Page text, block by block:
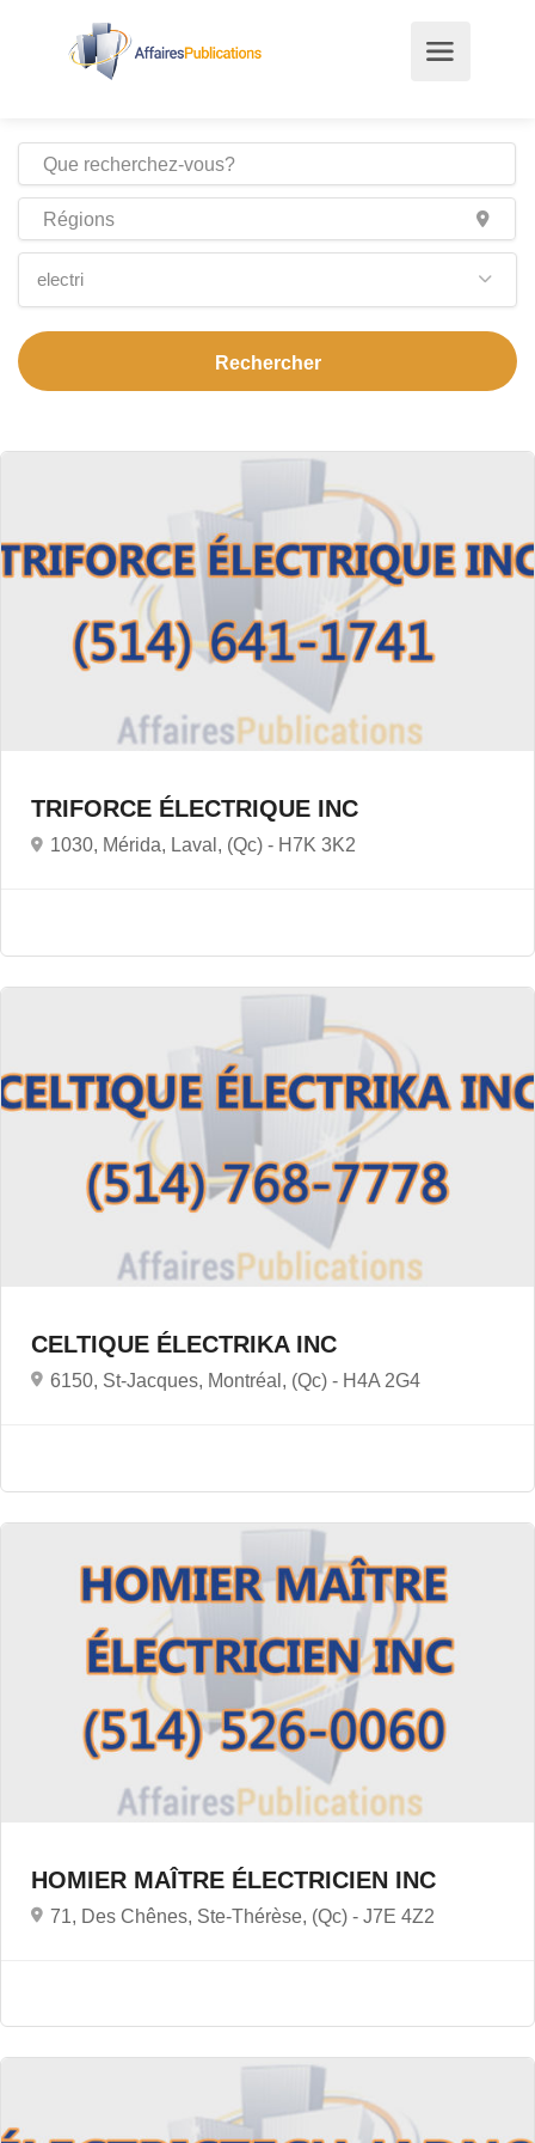
electri
TRIFORCE ÉLECTRIQUE INC
1030, Mérida, Laval, (Qc) - H7K 3K2
CELTIQUE ÉLECTRIKA INC
6150, St-Jacques, Montréal, (Qc) - H4A 2G4
HOMIER MAÎTRE ÉLECTRICIEN INC
71, Des Chênes, Ste-Thérèse, (Qc) - J7E 4Z2